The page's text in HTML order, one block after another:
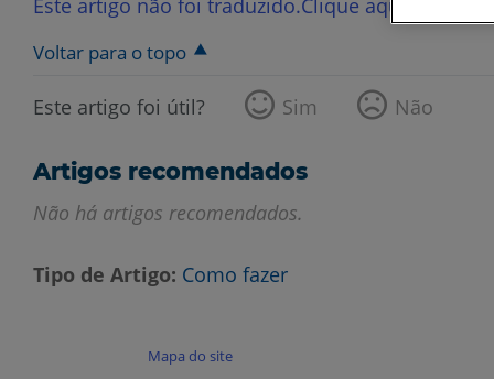
Este artigo não foi traduzido.Clique aqui para
Voltar para o topo
Este artigo foi útil? Sim Não
Artigos recomendados
Não há artigos recomendados.
Tipo de Artigo Como fazer
Mapa do site